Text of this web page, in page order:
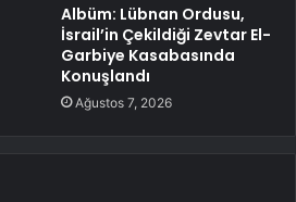
Albüm: Lübnan Ordusu,
İsrail’in Çekildiği Zevtar El-
Garbiye Kasabasında
Konuşlandı
Ağustos 7, 2026